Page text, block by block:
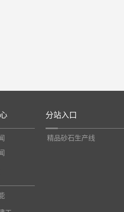
分站入口
精品砂石生产线